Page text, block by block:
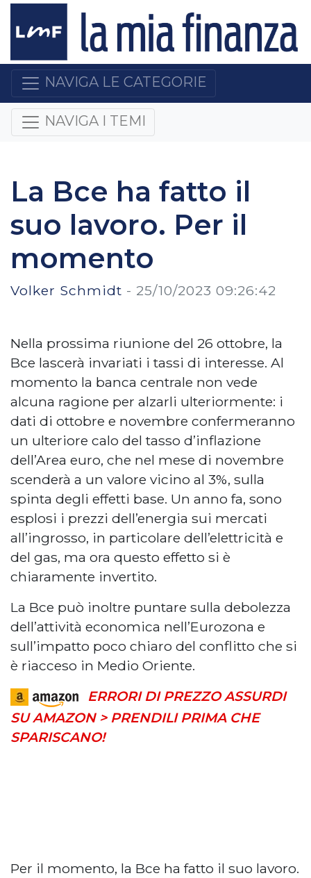
NAVIGA LE CATEGORIE
NAVIGA I TEMI
La Bce ha fatto il
suo lavoro. Per il
momento
Volker Schmidt - 25/10/2023 09:26:42
Nella prossima riunione del 26 ottobre, la
Bce lascerà invariati i tassi di interesse. Al
momento la banca centrale non vede
alcuna ragione per alzarli ulteriormente: i
dati di ottobre e novembre confermeranno
un ulteriore calo del tasso d’inflazione
dell’Area euro, che nel mese di novembre
scenderà a un valore vicino al 3%, sulla
spinta degli effetti base. Un anno fa, sono
esplosi i prezzi dell’energia sui mercati
all’ingrosso, in particolare dell’elettricità e
del gas, ma ora questo effetto si è
chiaramente invertito.
La Bce può inoltre puntare sulla debolezza
dell’attività economica nell’Eurozona e
sull’impatto poco chiaro del conflitto che si
è riacceso in Medio Oriente.
ERRORI DI PREZZO ASSURDI
SU AMAZON > PRENDILI PRIMA CHE
SPARISCANO!
Per il momento, la Bce ha fatto il suo lavoro.